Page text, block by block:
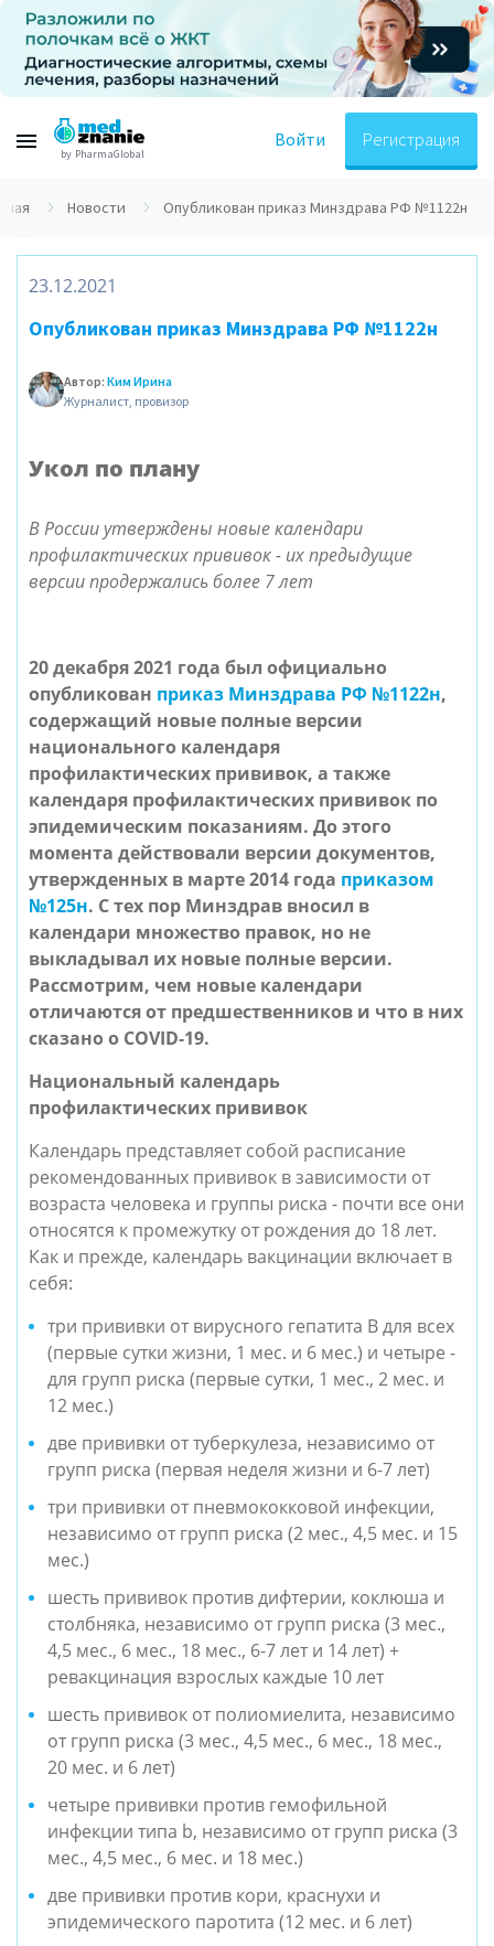
by PharmaGlobal
Войти Регистрация
Новости Опубликован приказ Минздрава РФ №1122н
23.12.2021
Опубликован приказ Минздрава РФ №1122н
Автор: Ким Ирина
Журналист, провизор
Укол по плану
В России утверждены новые календари
профилактических прививок - их предыдущие
версии продержались более 7 лет
20 декабря 2021 года был официально
опубликован приказ Минздрава РФ №1122н,
содержащий новые полные версии
национального календаря
профилактических прививок, а также
календаря профилактических прививок по
эпидемическим показаниям. До этого
момента действовали версии документов,
утвержденных в марте 2014 года приказом
№125н. С тех пор Минздрав вносил в
календари множество правок, но не
выкладывал их новые полные версии.
Рассмотрим, чем новые календари
отличаются от предшественников и что в них
сказано о COVID-19.
Национальный календарь
профилактических прививок
Календарь представляет собой расписание
рекомендованных прививок в зависимости от
возраста человека и группы риска - почти все они
относятся к промежутку от рождения до 18 лет.
Как и прежде, календарь вакцинации включает в
себя:
три прививки от вирусного гепатита В для всех
(первые сутки жизни, 1 мес. и 6 мес.) и четыре -
для групп риска (первые сутки, 1 мес., 2 мес. и
12 мес.)
две прививки от туберкулеза, независимо от
групп риска (первая неделя жизни и 6-7 лет)
три прививки от пневмококковой инфекции,
независимо от групп риска (2 мес., 4,5 мес. и 15
мес.)
шесть прививок против дифтерии, коклюша и
столбняка, независимо от групп риска (3 мес.,
4,5 мес., 6 мес., 18 мес., 6-7 лет и 14 лет) +
ревакцинация взрослых каждые 10 лет
шесть прививок от полиомиелита, независимо
от групп риска (3 мес., 4,5 мес., 6 мес., 18 мес.,
20 мес. и 6 лет)
четыре прививки против гемофильной
инфекции типа b, независимо от групп риска (3
мес., 4,5 мес., 6 мес. и 18 мес.)
две прививки против кори, краснухи и
эпидемического паротита (12 мес. и 6 лет)